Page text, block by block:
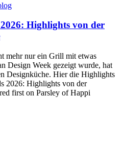
Highlights von der
mehr nur ein Grill mit etwas
Design Week gezeigt wurde, hat
Designküche. Hier die Highlights
2026: Highlights von der
first on Parsley of Happi